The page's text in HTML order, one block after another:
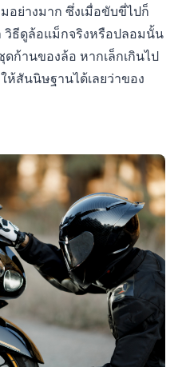
อย่างมาก ซึ่งเมื่อขับขี่ไปก็
วิธีดูล้อแม็กจริงหรือปลอมนั้น
ดก้านของล้อ หากเล็กเกินไป
ห้สันนิษฐานได้เลยว่าของ